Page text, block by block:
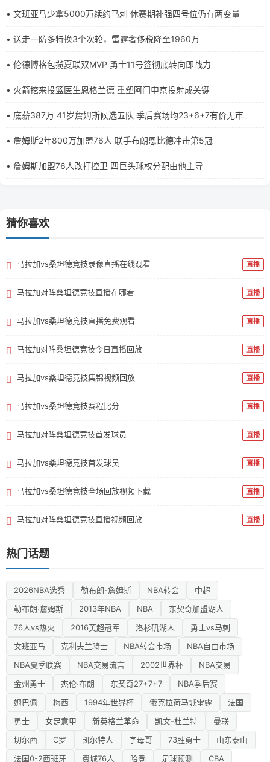
• 文班亚马少拿5000万续约马刺 休赛期补强四号位仍有两变量
• 送走一防多特换3个次轮，雷霆奢侈税降至1960万
• 伦德博格包揽夏联双MVP 勇士11号签彻底转向即战力
• 火箭挖来投篮医生恩格兰德 重塑阿门申京投射成关键
• 底薪387万 41岁詹姆斯候选五队 季后赛场均23+6+7有价无市
• 詹姆斯2年800万加盟76人 联手布朗恩比德冲击第5冠
• 詹姆斯加盟76人改打控卫 四巨头球权分配由他主导
猜你喜欢
马拉加vs桑坦德竞技录像直播在线观看 直播
马拉加对阵桑坦德竞技直播在哪看 直播
马拉加vs桑坦德竞技直播免费观看 直播
马拉加对阵桑坦德竞技今日直播回放 直播
马拉加vs桑坦德竞技集锦视频回放 直播
马拉加vs桑坦德竞技赛程比分 直播
马拉加对阵桑坦德竞技首发球员 直播
马拉加vs桑坦德竞技首发球员 直播
马拉加vs桑坦德竞技全场回放视频下载 直播
马拉加对阵桑坦德竞技直播视频回放 直播
热门话题
2026NBA选秀 勒布朗-詹姆斯 NBA转会
中超
勒布朗·詹姆斯
2013年NBA NBA
东契奇加盟湖人
76人vs热火
2016英超冠军 洛杉矶湖人
勇士vs马刺
文班亚马
克利夫兰骑士 NBA转会市场
NBA自由市场
NBA夏季联赛
NBA交易流言 2002世界杯
NBA交易
金州勇士
杰伦·布朗 东契奇27+7+7
NBA季后赛
姆巴佩
梅西 1994年世界杯 俄克拉荷马城雷霆
法国
勇士
女足意甲 新英格兰革命 凯文-杜兰特
曼联
切尔西
C罗 凯尔特人 字母哥 73胜勇士
山东泰山
法国0-2西班牙
费城76人 哈登 足球预测 CBA